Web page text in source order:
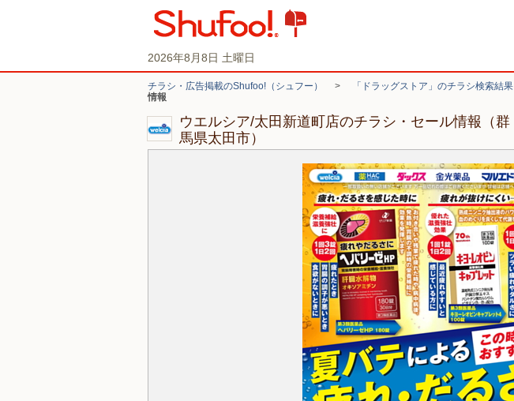
2026年8月8日 土曜日
チラシ・広告掲載のShufoo!（シュフー） > 「ドラッグストア」のチラシ検索結果
情報
ウエルシア/太田新道町店のチラシ・セール情報（群
馬県太田市）